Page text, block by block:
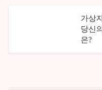
가상
당신
은?